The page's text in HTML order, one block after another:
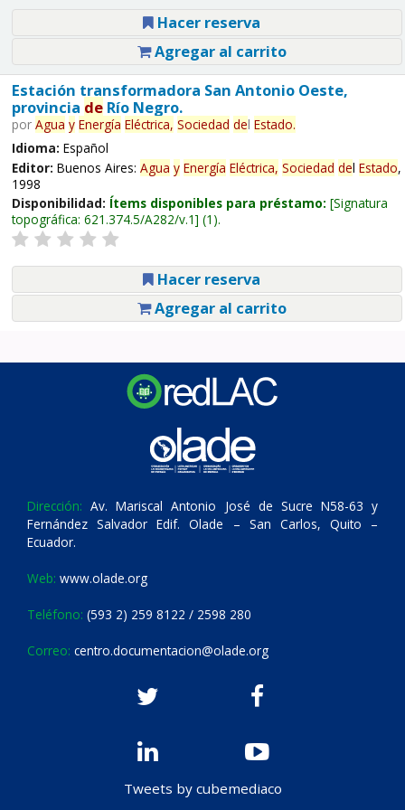
Hacer reserva
Agregar al carrito
Estación transformadora San Antonio Oeste,
provincia deRío Negro.
por Agua y Energía Eléctrica, Sociedad del Estado.
Idioma: Español
Editor: Buenos Aires: Agua y Energía Eléctrica, Sociedad del Estado,
1998
Disponibilidad: Ítems disponibles para préstamo: Signatura
topográfica: 621.374.5/A282/v.1 (1).
Hacer reserva
Agregar al carrito
Dirección: Av. Mariscal Antonio José de Sucre N58-63 y
Fernández Salvador Edif. Olade – San Carlos, Quito –
Ecuador.
Web: www.olade.org
Teléfono: (593 2) 259 8122 / 2598 280
Correo: centro.documentacion@olade.org
Tweets by cubemediaco